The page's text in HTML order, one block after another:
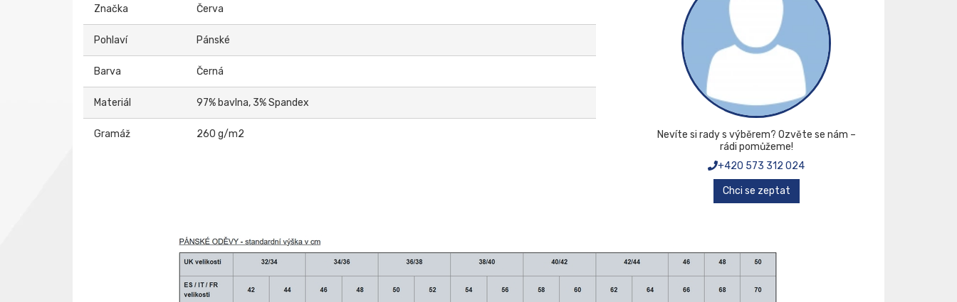
Značka Červa
Pohlaví Pánské
Barva Černá
Materiál 97% bavlna, 3% Spandex
Gramáž 260 g/m2
Nevíte si rady s výběrem? Ozvěte se nám –
rádi pomůžeme!
+420 573 312 024
Chci se zeptat